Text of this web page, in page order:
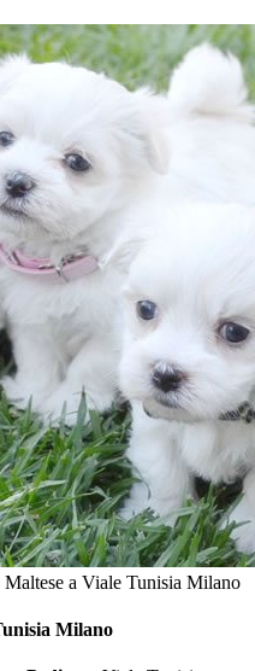
a Viale Tunisia Milano
Milano